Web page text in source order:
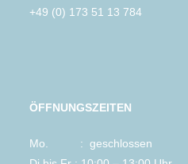
+49 (0) 173 51 13 784
ÖFFNUNGSZEITEN
Mo. : geschlossen